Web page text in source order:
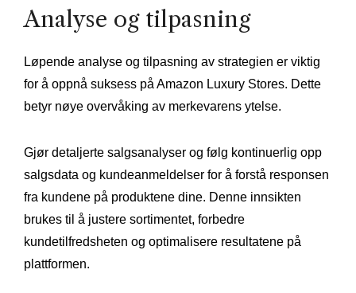
Analyse og tilpasning
Løpende analyse og tilpasning av strategien er viktig
for å oppnå suksess på Amazon Luxury Stores. Dette
betyr nøye overvåking av merkevarens ytelse.
Gjør detaljerte salgsanalyser og følg kontinuerlig opp
salgsdata og kundeanmeldelser for å forstå responsen
fra kundene på produktene dine. Denne innsikten
brukes til å justere sortimentet, forbedre
kundetilfredsheten og optimalisere resultatene på
plattformen.